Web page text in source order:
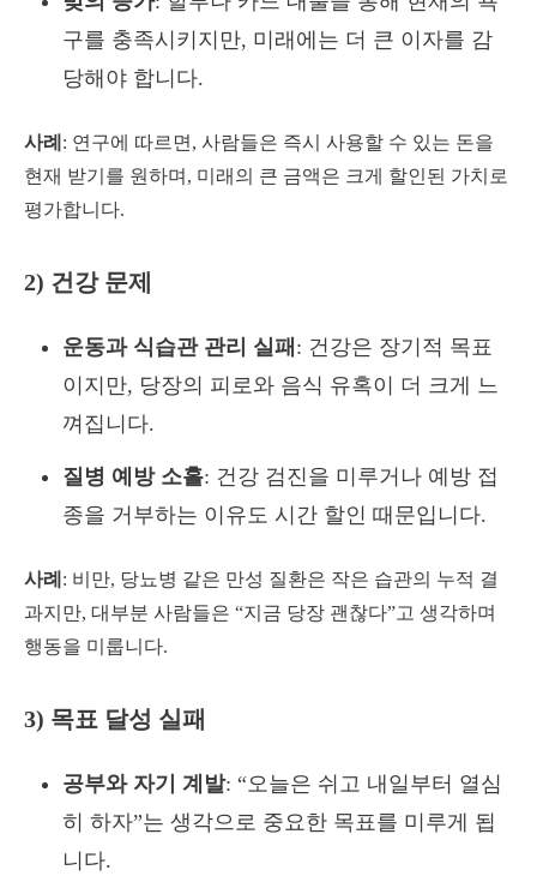
구를 충족시키지만, 미래에는 더 큰 이자를 감
당해야 합니다.
사례 : 연구에 따르면, 사람들은 즉시 사용할 수 있는 돈을
현재 받기를 원하며, 미래의 큰 금액은 크게 할인된 가치로
평가합니다.
2) 건강 문제
운동과 식습관 관리 실패 : 건강은 장기적 목표
이지만, 당장의 피로와 음식 유혹이 더 크게 느
껴집니다.
질병 예방 소홀: 건강 검진을 미루거나 예방 접
종을 거부하는 이유도 시간 할인 때문입니다.
사례 : 비만, 당뇨병 같은 만성 질환은 작은 습관의 누적 결
과지만, 대부분 사람들은 “지금 당장 괜찮다”고 생각하며
행동을 미룹니다.
3) 목표 달성 실패
공부와 자기 계발: “오늘은 쉬고 내일부터 열심
히 하자”는 생각으로 중요한 목표를 미루게 됩
니다.